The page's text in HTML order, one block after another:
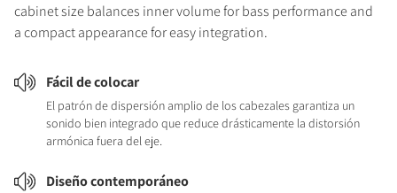
cabinet size balances inner volume for bass performance and
a compact appearance for easy integration.
Fácil de colocar
El patrón de dispersión amplio de los cabezales garantiza un
sonido bien integrado que reduce drásticamente la distorsión
armónica fuera del eje.
Diseño contemporáneo